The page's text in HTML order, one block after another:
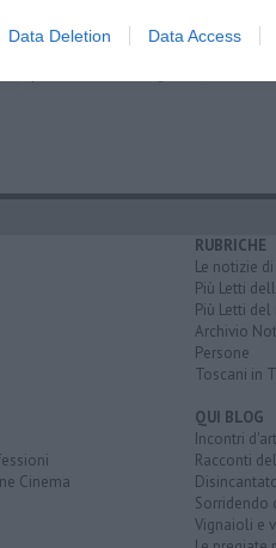
Data Deletion Data Access
Cinema
RUBRICHE
Le notizie
Più Letti
Più Letti del
Archivio
Persone
Toscani in
QUI BLOG
Incontri
Racconti
Sorridendo
Vignaioli e